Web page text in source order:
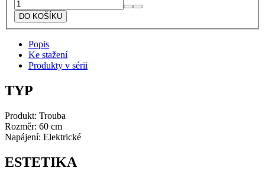
Lofra
Multifunkční
trouba
Dolcevita
slonová
kost
DO KOŠÍKU
Popis
Ke stažení
Produkty v sérii
TYP
Produkt: Trouba
Rozměr: 60 cm
Napájení: Elektrické
ESTETIKA